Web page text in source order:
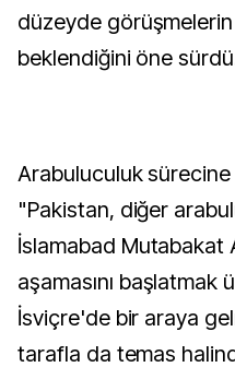
düzeyde görüşmelerin
beklendiğini öne
Arabuluculuk
"Pakistan, diğer
İslamabad Mutabakat
aşamasını başlatmak
İsviçre'de bir araya
tarafla da temas